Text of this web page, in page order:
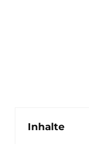
Inhalte